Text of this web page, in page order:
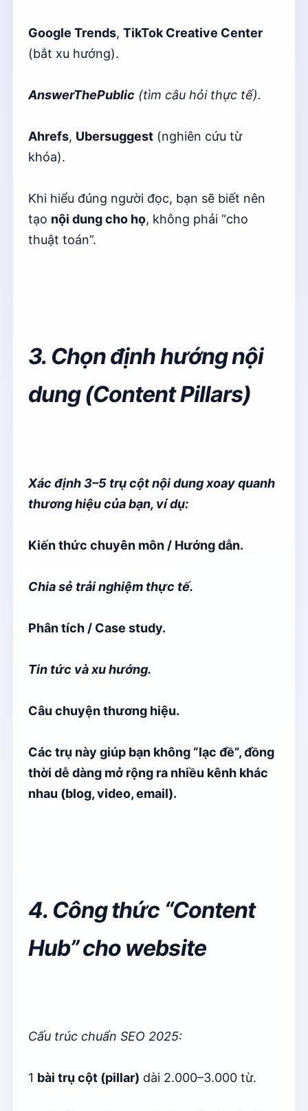
Google Trends, TikTok Creative Center
(bắt xu hướng).
AnswerThePublic (tìm câu hỏi thực tế).
Ahrefs, Ubersuggest (nghiên cứu từ
khóa).
Khi hiểu đúng người đọc, bạn sẽ biết nên
tạo nội dung cho họ, không phải “cho
thuật toán”.
3. Chọn định hướng nội
dung (Content Pillars)
Xác định 3–5 trụ cột nội dung xoay quanh
thương hiệu của bạn, ví dụ:
Kiến thức chuyên môn / Hướng dẫn.
Chia sẻ trải nghiệm thực tế.
Phân tích / Case study.
Tin tức và xu hướng.
Câu chuyện thương hiệu.
Các trụ này giúp bạn không “lạc đề”, đồng
thời dễ dàng mở rộng ra nhiều kênh khác
nhau (blog, video, email).
4. Công thức “Content
Hub” cho website
Cấu trúc chuẩn SEO 2025:
1 bài trụ cột (pillar) dài 2.000–3.000 từ.